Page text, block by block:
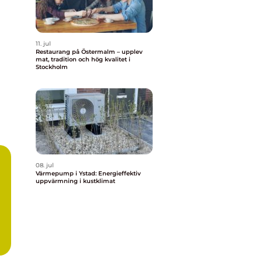
11. jul
Restaurang på Östermalm – upplev
mat, tradition och hög kvalitet i
Stockholm
08. jul
Värmepump i Ystad: Energieffektiv
uppvärmning i kustklimat